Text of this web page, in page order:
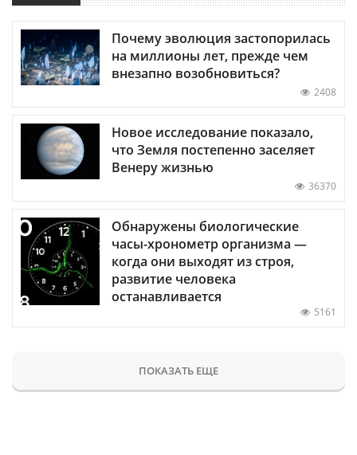
Почему эволюция застопорилась
на миллионы лет, прежде чем
внезапно возобновиться?
2408
Новое исследование показало,
что Земля постепенно заселяет
Венеру жизнью
36370
Обнаружены биологические
часы-хронометр организма —
когда они выходят из строя,
развитие человека
останавливается
5161
ПОКАЗАТЬ ЕЩЕ